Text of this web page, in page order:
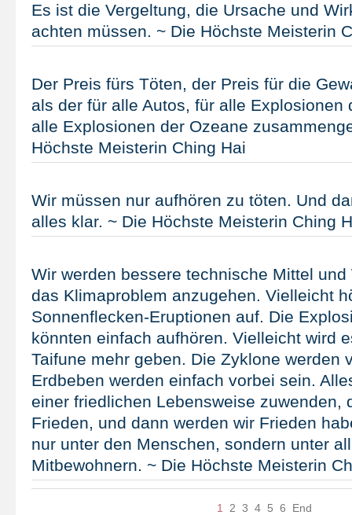
Es ist die Vergeltung, die Ursache und
achten müssen. ~ Die Höchste Meisterin
Der Preis fürs Töten, der Preis für die
als der für alle Autos, für alle Explosionen
alle Explosionen der Ozeane
Höchste Meisterin Ching Hai
Wir müssen nur aufhören zu töten. Und
alles klar. ~ Die Höchste Meisterin Ching
Wir werden bessere technische Mittel
das Klimaproblem anzugehen. Vielleicht
Sonnenflecken-Eruptionen auf. Die
könnten einfach aufhören. Vielleicht wird
Taifune mehr geben. Die Zyklone werden
Erdbeben werden einfach vorbei sein.
einer friedlichen Lebensweise zuwenden,
Frieden, und dann werden wir Frieden
nur unter den Menschen, sondern unter
Mitbewohnern. ~ Die Höchste Meisterin
1 2 3 4 5 6 End